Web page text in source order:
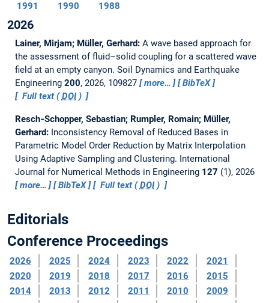
1991 1990 1988
2026
Lainer, Mirjam; Müller, Gerhard: A wave based approach for
the assessment of fluid–solid coupling for a scattered wave
field at an empty canyon. Soil Dynamics and Earthquake
Engineering 200, 2026, 109827 more…
BibTeX
Full text (DOI)
Resch‐Schopper, Sebastian; Rumpler, Romain; Müller,
Gerhard: Inconsistency Removal of Reduced Bases in
Parametric Model Order Reduction by Matrix Interpolation
Using Adaptive Sampling and Clustering. International
Journal for Numerical Methods in Engineering 127 (1), 2026
more…
BibTeX Full text (DOI)
Editorials
Conference Proceedings
2026 2025 2024 2023 2022
2021
2020
2019 2018 2017 2016
2015
2014
2013 2012 2011 2010
2009